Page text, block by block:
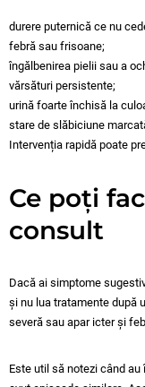
durere puternică ce nu
febră sau frisoane;
îngălbenirea pielii sau a
vărsături persistente;
urină foarte închisă la
stare de slăbiciune
Intervenția rapidă poate
Ce poți
consult
Dacă ai simptome
și nu lua tratamente după
severă sau apar icter și
Este util să notezi când